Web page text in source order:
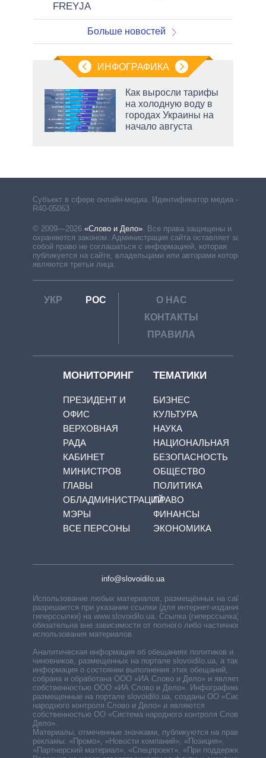
FREYJA
Больше новостей
ИНФОГРАФИКА
Как выросли тарифы
на холодную воду в
городах Украины на
начало августа
Субъект в сфере онлайн-медиа. Идентификатор медиа –
R40-05063
© 2009—2026 «Слово и Дело». Все права защищены и
охраняются законом. Администрация сайта оставляет за
собой право не соглашаться с информацией, которая
публикуется на сайте, владельцами или авторами которой
являются третьи лица.
УКР РОС
О НАС
КОНТАКТЫ
ПРАВИЛА
МОНИТОРИНГ
ПРЕЗИДЕНТ И
ОФИС
ВЕРХОВНАЯ
РАДА
КАБИНЕТ
МИНИСТРОВ
ГЛАВЫ
ОБЛАДМИНИСТРАЦИЙ
МЭРЫ
ВСЕ ПЕРСОНЫ
ТЕМАТИКИ
БИЗНЕС
КУЛЬТУРА
НАУКА
НАЦИОНАЛЬНАЯ
БЕЗОПАСНОСТЬ
ОБЩЕСТВО
ПОЛИТИКА
ПРАВО
ФИНАНСЫ
ЭКОНОМИКА
info@slovoidilo.ua
Использование любых материалов, размещённых на сайте,
разрешается при указании ссылки (для интернет-изданий —
гиперссылки) на www.slovoidilo.ua. Ссылка (гиперссылка)
обязательна вне зависимости от полного либо частичного
использования материалов.
Аналитическая информация об обещаниях политиков и
чиновников, размещенных на портале slovoidilo.ua, а также
информация о состоянии выполнения этих обещаний,
собрана и обработана ООО «ИА Слово и Дело» и является
собственностью ООО «ИА Слово и Дело». Инфографики,
размещенные на портале slovoidilo.ua, созданы ОО «Система
народного контроля Слово и Дело» и являются
собственностью ОО «Система народного контроля Слово и
Дело».
Материалы, отмеченные значками, публикуются на правах
рекламы: «Промо», «Новости компаний», «Позиция»,
«Партнерский материал», «Спецпроект», «При поддержке».